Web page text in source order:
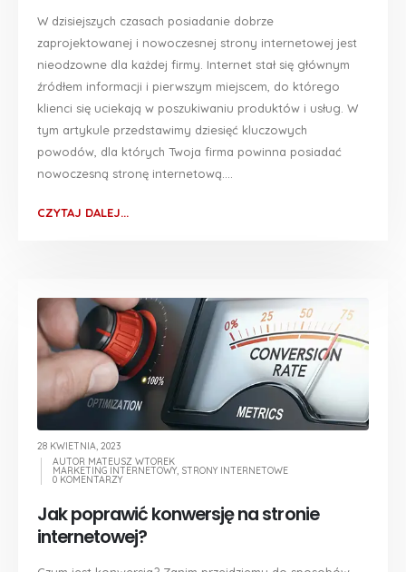
W dzisiejszych czasach posiadanie dobrze
zaprojektowanej i nowoczesnej strony internetowej jest
nieodzowne dla każdej firmy. Internet stał się głównym
źródłem informacji i pierwszym miejscem, do którego
klienci się uciekają w poszukiwaniu produktów i usług. W
tym artykule przedstawimy dziesięć kluczowych
powodów, dla których Twoja firma powinna posiadać
nowoczesną stronę internetową....
CZYTAJ DALEJ...
28 KWIETNIA, 2023
AUTOR MATEUSZ WTOREK
MARKETING INTERNETOWY, STRONY INTERNETOWE
0 KOMENTARZY
Jak poprawić konwersję na stronie
internetowej?